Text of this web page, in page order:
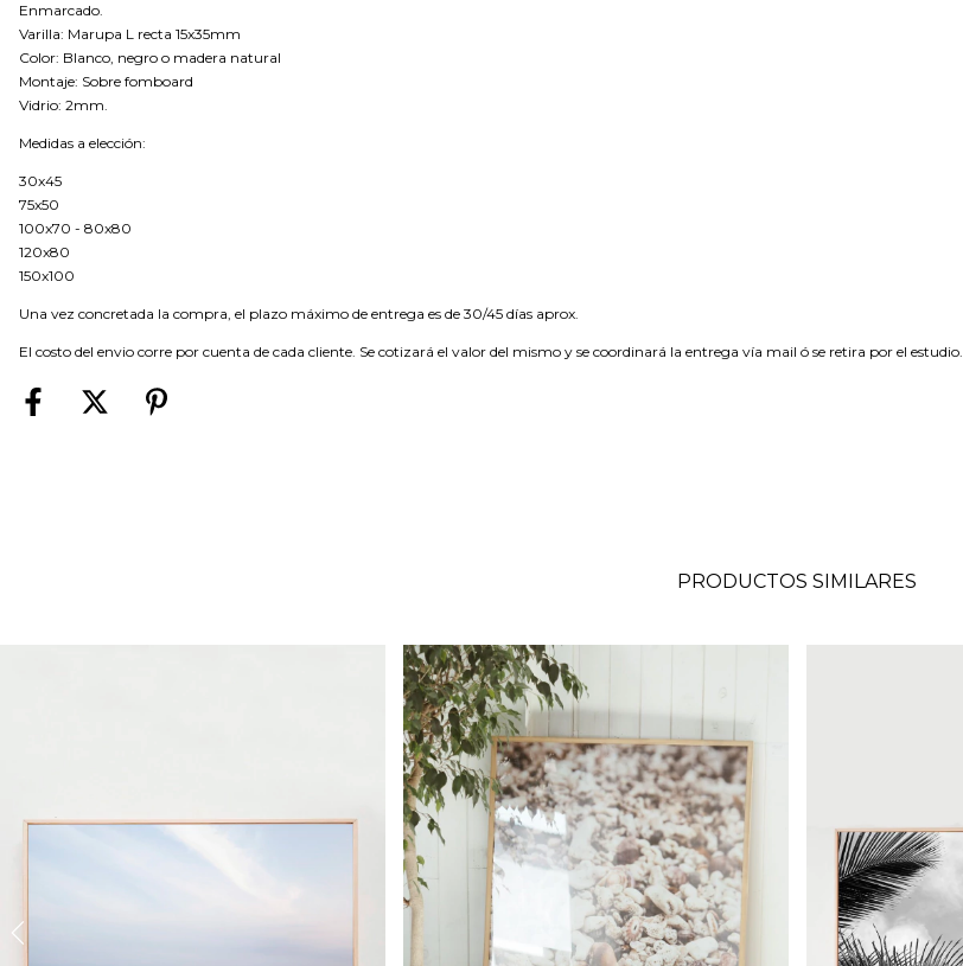
Enmarcado.
Varilla: Marupa L recta 15x35mm
Color: Blanco, negro o madera natural
Montaje: Sobre fomboard
Vidrio: 2mm.
Medidas a elección:
30x45
75x50
100x70 - 80x80
120x80
150x100
Una vez concretada la compra, el plazo máximo de entrega es de 30/45 días aprox.
El costo del envio corre por cuenta de cada cliente. Se cotizará el valor del mismo y se coordinará la entrega vía mail ó se retira por el estudio.
PRODUCTOS SIMILARES